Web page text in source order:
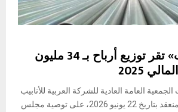
عمومية «أنابيب» تقر توزيع أرباح بـ 34 مليون
2025
العامة العادية للشركة العربية للأنابيب
(أناب) في اجتماعها المنعقد بتاريخ 22 يونيو 2026، على توصية مجلس